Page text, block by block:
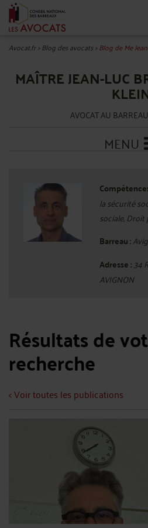
Avocat.fr>Blog des avocats>Blog de Me
MAÎTRE JEAN-LUC
AVOCAT AU
MENU
la sécurité
sociale, Droit
Barreau :
Adresse :34
AVIGNON
Résultats de
recherche
< Voir toutes les publications